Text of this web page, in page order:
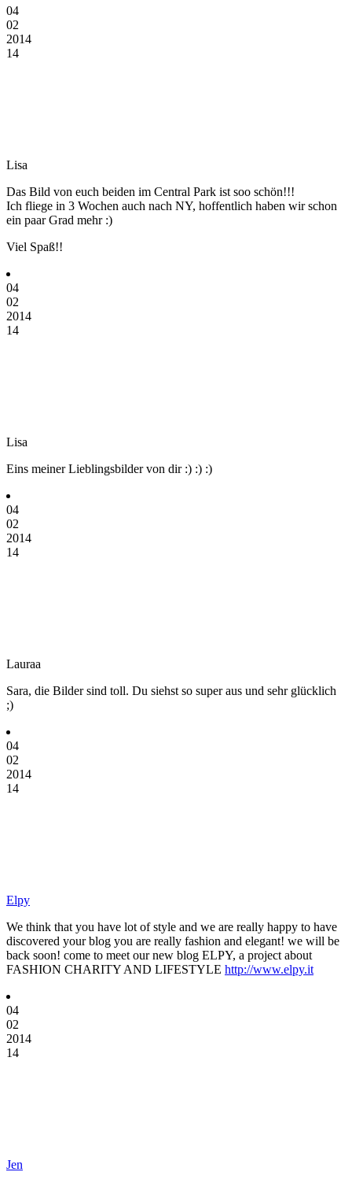
04
02
2014
14
Lisa
Das Bild von euch beiden im Central Park ist soo schön!!!
Ich fliege in 3 Wochen auch nach NY, hoffentlich haben wir schon
ein paar Grad mehr :)
Viel Spaß!!
04
02
2014
14
Lisa
Eins meiner Lieblingsbilder von dir :) :) :)
04
02
2014
14
Lauraa
Sara, die Bilder sind toll. Du siehst so super aus und sehr glücklich
;)
04
02
2014
14
Elpy
We think that you have lot of style and we are really happy to have
discovered your blog you are really fashion and elegant! we will be
back soon! come to meet our new blog ELPY, a project about
FASHION CHARITY AND LIFESTYLE http://www.elpy.it
04
02
2014
14
Jen